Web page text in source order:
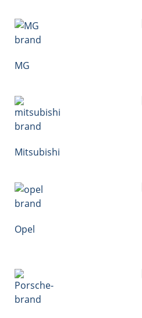
MG
Mitsubishi
Opel